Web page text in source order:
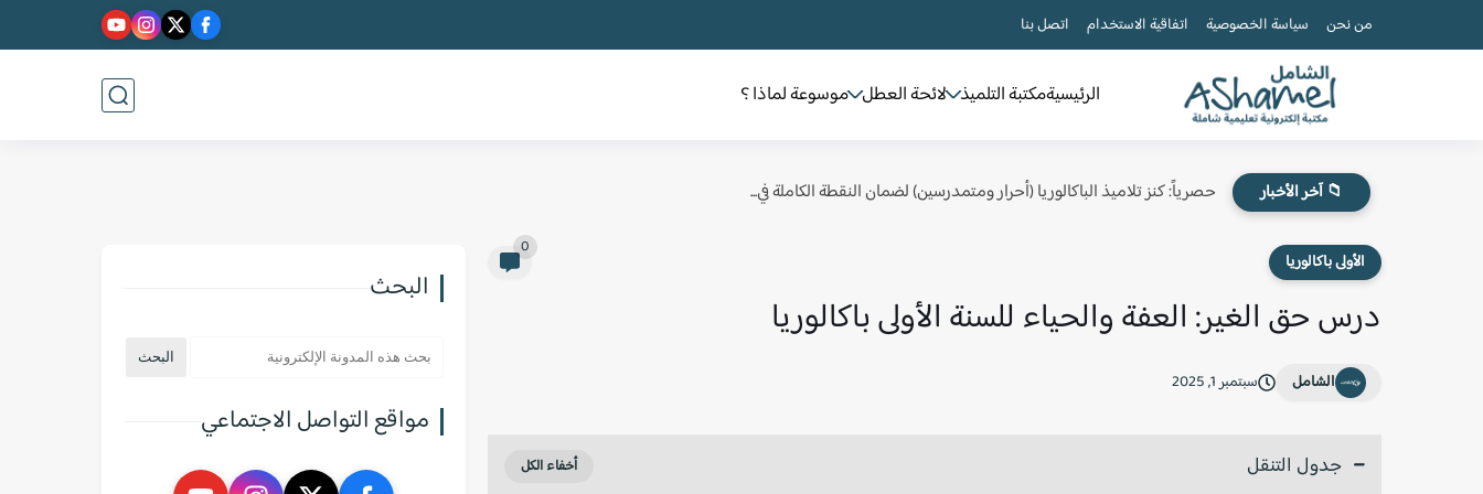
من نحن سياسة الخصوصية اتفاقية الاستخدام اتصل بنا
الرئيسيةمكتبة التلميذ لائحة العطل موسوعة لماذا ؟
📁 آخر الأخبار حصرياً: كنز تلاميذ الباكالوريا (أحرار ومتمدرسين) لضمان النقطة الكاملة في...
الأولى باكالوريا
0
درس حق الغير: العفة والحياء للسنة الأولى باكالوريا
الشامل سبتمبر 1, 2025
جدول التنقل
البحث
مواقع التواصل الاجتماعي